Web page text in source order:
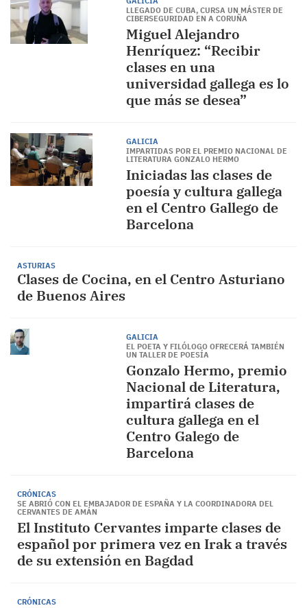
LLEGADO DE CUBA, CURSA UN MÁSTER DE
CIBERSEGURIDAD EN A CORUÑA
Miguel Alejandro
Henríquez: “Recibir
clases en una
universidad gallega es lo
que más se desea”
GALICIA
IMPARTIDAS POR EL PREMIO NACIONAL DE
LITERATURA GONZALO HERMO
Iniciadas las clases de
poesía y cultura gallega
en el Centro Gallego de
Barcelona
ASTURIAS
Clases de Cocina, en el Centro Asturiano
de Buenos Aires
GALICIA
EL POETA Y FILÓLOGO OFRECERÁ TAMBIÉN
UN TALLER DE POESÍA
Gonzalo Hermo, premio
Nacional de Literatura,
impartirá clases de
cultura gallega en el
Centro Galego de
Barcelona
CRÓNICAS
SE ABRIÓ CON EL EMBAJADOR DE ESPAÑA Y LA COORDINADORA DEL
CERVANTES DE AMÁN
El Instituto Cervantes imparte clases de
español por primera vez en Irak a través
de su extensión en Bagdad
CRÓNICAS